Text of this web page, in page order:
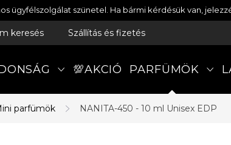
ügyfélszolgálat szünetel. Ha bármi kérdésük van,
keresés Szállítás és fizetés
💯AKCIÓ PARFÜMÖK
parfümök NANITA-450 - 10 ml Unisex EDP